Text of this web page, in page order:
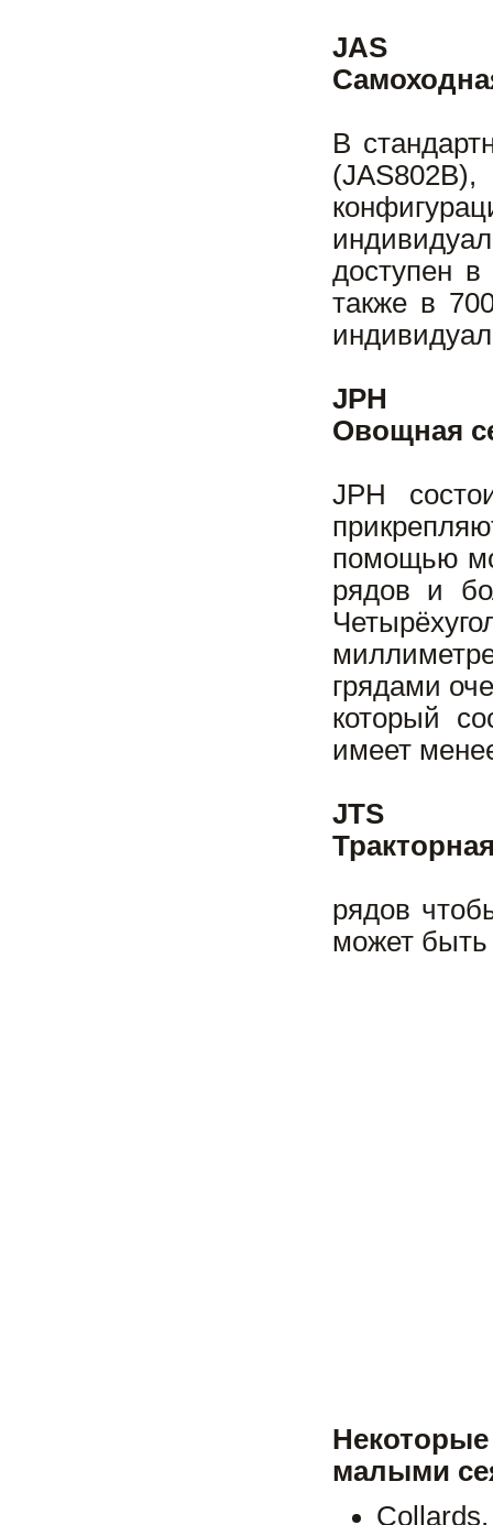
JAS
В
доступен
также в
JPH
Oвощная
JPH
помощью
рядов и
грядами
который
имеет
JTS
рядов
может
малыми
Collards,